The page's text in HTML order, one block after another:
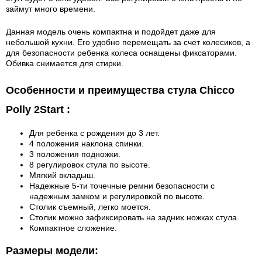
займут много времени.
Данная модель очень компактна и подойдет даже для
небольшой кухни. Его удобно перемещать за счет колесиков, а
для безопасности ребенка колеса оснащены фиксаторами.
Обивка снимается для стирки.
Особенности и преимущества стула Chicco
Polly 2Start :
Для ребенка с рождения до 3 лет.
4 положения наклона спинки.
3 положения подножки.
8 регулировок стула по высоте.
Мягкий вкладыш.
Надежные 5-ти точечные ремни безопасности с
надежным замком и регулировкой по высоте.
Столик съемный, легко моется.
Столик можно зафиксировать на задних ножках стула.
Компактное сложение.
Размеры модели: